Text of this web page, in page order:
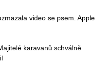
video se psem. Apple
karavanů schválně